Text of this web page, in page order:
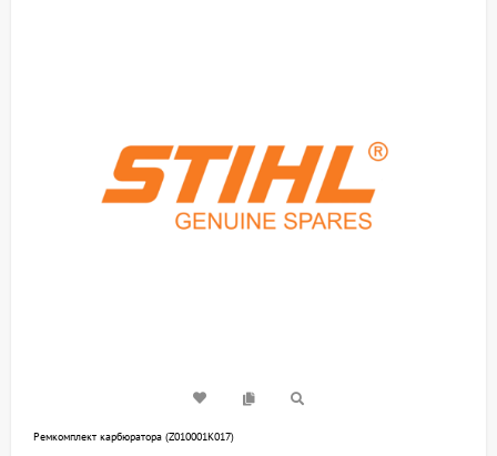
Ремкомплект карбюратора (Z010001K017)